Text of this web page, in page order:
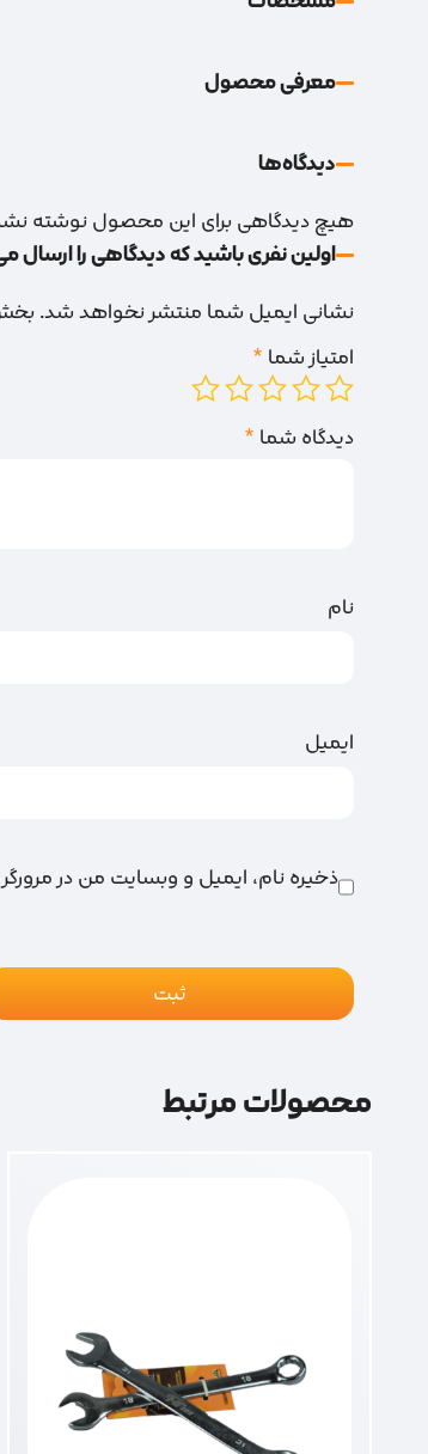
معرفی محصول
دیدگاه‌‌ها
هیچ دیدگاهی برای این محصول نوشته
اولین نفری باشید که دیدگاهی را ارسال می
نشانی ایمیل شما منتشر نخواهد شد.
امتیاز شما *
دیدگاه شما *
نام
ایمیل
ذخیره نام، ایمیل و وبسایت من در
محصولات مرتبط